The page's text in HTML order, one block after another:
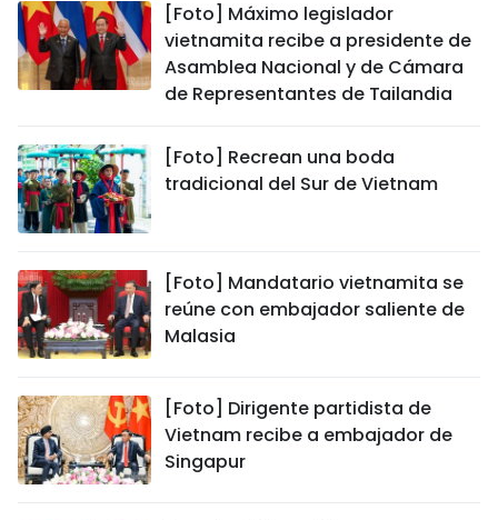
[Foto] Máximo legislador
vietnamita recibe a presidente de
Asamblea Nacional y de Cámara
de Representantes de Tailandia
[Foto] Recrean una boda
tradicional del Sur de Vietnam
[Foto] Mandatario vietnamita se
reúne con embajador saliente de
Malasia
[Foto] Dirigente partidista de
Vietnam recibe a embajador de
Singapur